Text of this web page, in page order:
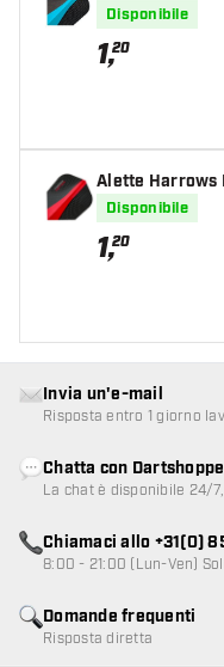
Disponibile
1,20
Alette Harrows
Disponibile
1,20
Domande frequenti
Risposta diretta
Invia un'e-mail
Risposta entro 1 giorno
Chatta con
La chat è disponibile 24/
Chiamaci allo +31(0)
8:00 - 21:00 (Lun-Ven)